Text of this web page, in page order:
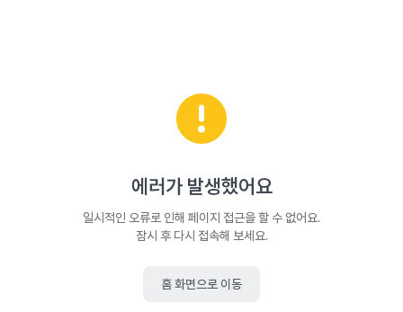
에러가 발생했어요
일시적인 오류로 인해 페이지 접근을 할 수 없어요.
잠시 후 다시 접속해 보세요.
홈 화면으로 이동